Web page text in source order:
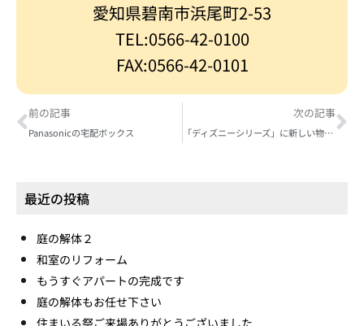
愛知県碧南市浜尾町2-53
TEL:0566-42-0100
FAX:0566-42-0101
前の記事
Panasonicの宅配ボックス
次の記事
「ディズニーシリーズ」に新しい物語 全自動お掃除トイレアラウーノL150シリーズの便フタ
最近の投稿
庭の解体２
和室のリフォーム
もうすぐアパートの完成です
庭の解体もお任せ下さい